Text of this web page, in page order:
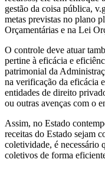
gestão da coisa pública,
metas previstas no plano
Orçamentárias e na Lei
O controle deve atuar
pertine à eficácia e
patrimonial da
na verificação da eficácia
entidades de direito
ou outras avenças com o
Assim, no Estado
receitas do Estado sejam
coletividade, é necessário
coletivos de forma